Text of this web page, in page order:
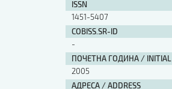
ISSN
1451-5407
COBISS.SR-ID
-
ПОЧЕТНА ГОДИНА / INITIAL
2005
АДРЕСА / ADDRESS